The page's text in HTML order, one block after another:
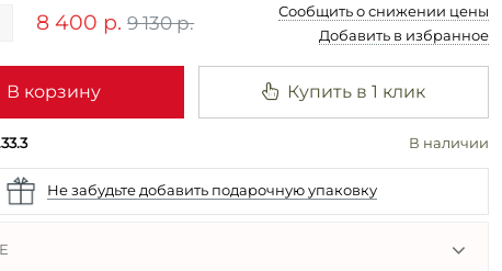
8 400 р. 9 130 р.
Сообщить о снижении цены
Добавить в избранное
В корзину Купить в 1 клик
В наличии
Не забудьте добавить подарочную упаковку